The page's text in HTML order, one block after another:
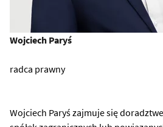
Wojciech Paryś
radca prawny
Wojciech Paryś zajmuje się